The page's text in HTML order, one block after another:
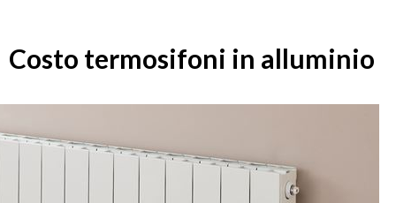
Costo termosifoni in alluminio